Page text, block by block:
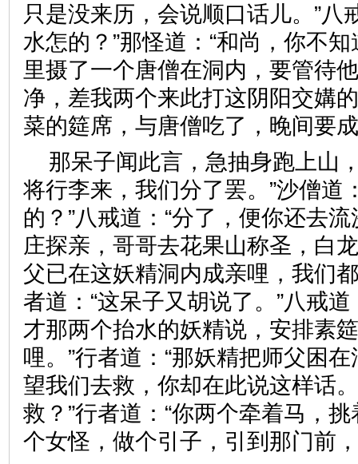
只是没来历，会说顺口话儿。”八
水怎的？”那怪道：“和尚，你不
里摄了一个唐僧在洞内，要管待
净，差我两个来此打这阴阳交媾
菜的筵席，与唐僧吃了，晚间
那呆子闻此言，急抽身跑上山
将行李来，我们分了罢。”沙僧道
的？”八戒道：“分了，便你还去
庄探亲，哥哥去花果山称圣，白
父已在这妖精洞内成亲哩，我们
者道：“这呆子又胡说了。”八戒
才那两个抬水的妖精说，安排素
哩。”行者道：“那妖精把师父困
望我们去救，你却在此说这样话
救？”行者道：“你两个牵着马，
个女怪，做个引子，引到那门